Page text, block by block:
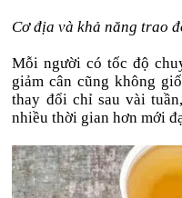
Cơ địa và khả năng trao
Mỗi người có tốc độ
giảm cân cũng không
thay đổi chỉ sau vài
nhiều thời gian hơn mới